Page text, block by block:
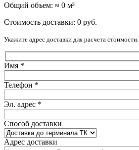
Общий объем: ≈ 0 м³
Стоимость доставки: 0 руб.
Укажите адрес доставки для расчета стоимости.
Имя *
Телефон *
Эл. адрес *
Способ доставки
Адрес доставки